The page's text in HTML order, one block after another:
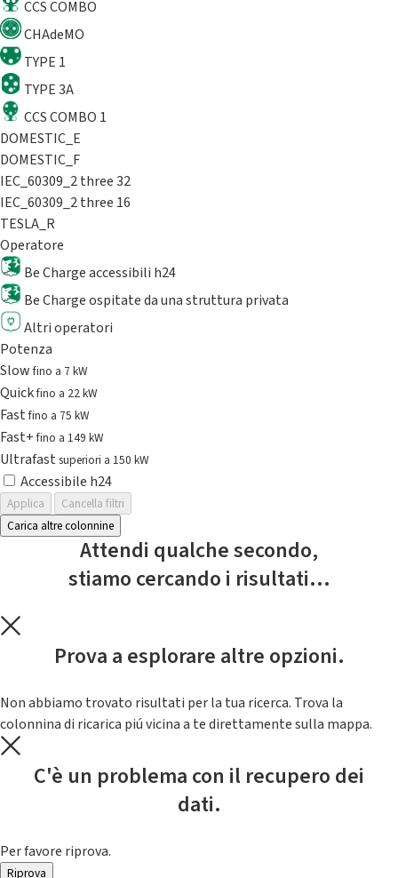
CCS COMBO
CHAdeMO
TYPE 1
TYPE 3A
CCS COMBO 1
DOMESTIC_E
DOMESTIC_F
IEC_60309_2 three 32
IEC_60309_2 three 16
TESLA_R
Operatore
Be Charge accessibili h24
Be Charge ospitate da una struttura privata
Altri operatori
Potenza
Slowfino a 7 kW
Quickfino a 22 kW
Fastfino a 75 kW
Fast+fino a 149 kW
Ultrafast superiori a 150 kW
Accessibile h24
Applica
Cancella filtri
Carica altre colonnine
Attendi qualche secondo,
stiamo cercando i risultati...
Prova a esplorare altre opzioni.
Non abbiamo trovato risultati per la tua ricerca. Trova la
colonnina di ricarica piú vicina a te direttamente sulla mappa.
C'è un problema con il recupero dei
dati.
Per favore riprova.
Riprova